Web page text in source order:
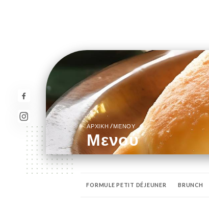
ΑΡΧΙΚΉ/ΜΕΝΟΎ
Μενού
FORMULE PETIT DÉJEUNER BRUNCH